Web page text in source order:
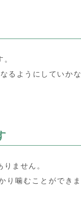
。
るようにしていかな
ません。
り噛むことができま